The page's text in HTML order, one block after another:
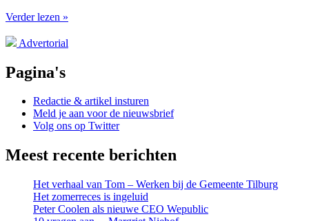
Verder lezen »
Advertorial
Pagina's
Redactie & artikel insturen
Meld je aan voor de nieuwsbrief
Volg ons op Twitter
Meest recente berichten
Het verhaal van Tom – Werken bij de Gemeente Tilburg
Het zomerreces is ingeluid
Peter Coolen als nieuwe CEO Wepublic